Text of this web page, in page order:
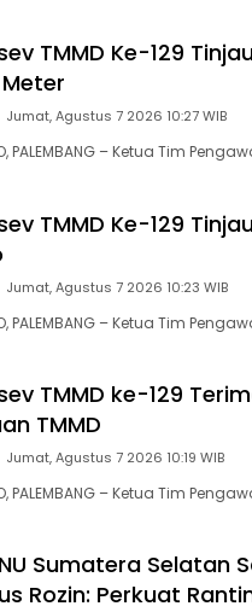
TMMD Ke-129
Jumat, Agustus 7 2026 10:27 WIB
PALEMBANG – Ketua Tim
TMMD Ke-129
Jumat, Agustus 7 2026 10:23 WIB
PALEMBANG – Ketua Tim
TMMD ke-129
TMMD
Jumat, Agustus 7 2026 10:19 WIB
PALEMBANG – Ketua Tim
Sumatera Selatan
Rozin: Perkuat